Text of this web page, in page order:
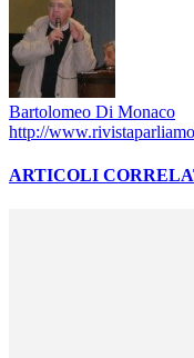
Bartolomeo Di Monaco
http://
ARTICOLI